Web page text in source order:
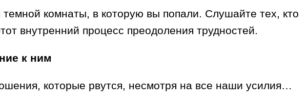
комнаты, в которую вы попали. Слушайте тех, кто
внутренний процесс преодоления трудностей.
к ним
которые рвутся, несмотря на все наши усилия…